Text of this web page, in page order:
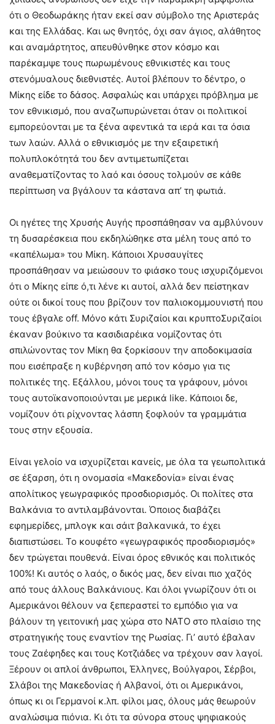
ότι ο Θεοδωράκης ήταν εκεί σαν σύμβολο της Αριστεράς
και της Ελλάδας. Και ως θνητός, όχι σαν άγιος, αλάθητος
και αναμάρτητος, απευθύνθηκε στον κόσμο και
παρέκαμψε τους πωρωμένους εθνικιστές και τους
στενόμυαλους διεθνιστές. Αυτοί βλέπουν το δέντρο, ο
Μίκης είδε το δάσος. Ασφαλώς και υπάρχει πρόβλημα με
τον εθνικισμό, που αναζωπυρώνεται όταν οι πολιτικοί
εμπορεύονται με τα ξένα αφεντικά τα ιερά και τα όσια
των λαών. Αλλά ο εθνικισμός με την εξαιρετική
πολυπλοκότητά του δεν αντιμετωπίζεται
αναθεματίζοντας το λαό και όσους τολμούν σε κάθε
περίπτωση να βγάλουν τα κάστανα απ’ τη φωτιά.
Οι ηγέτες της Χρυσής Αυγής προσπάθησαν να αμβλύνουν
τη δυσαρέσκεια που εκδηλώθηκε στα μέλη τους από το
«καπέλωμα» του Μίκη. Κάποιοι Χρυσαυγίτες
προσπάθησαν να μειώσουν το φιάσκο τους ισχυριζόμενοι
ότι ο Μίκης είπε ό,τι λένε κι αυτοί, αλλά δεν πείστηκαν
ούτε οι δικοί τους που βρίζουν τον παλιοκομμουνιστή που
τους έβγαλε off. Μόνο κάτι Συριζαίοι και κρυπτοΣυριζαίοι
έκαναν βούκινο τα κασιδιαρέικα νομίζοντας ότι
σπιλώνοντας τον Μίκη θα ξορκίσουν την αποδοκιμασία
που εισέπραξε η κυβέρνηση από τον κόσμο για τις
πολιτικές της. Εξάλλου, μόνοι τους τα γράφουν, μόνοι
τους αυτοϊκανοποιούνται με μερικά like. Κάποιοι δε,
νομίζουν ότι ρίχνοντας λάσπη ξοφλούν τα γραμμάτια
τους στην εξουσία.
Είναι γελοίο να ισχυρίζεται κανείς, με όλα τα γεωπολιτικά
σε έξαρση, ότι η ονομασία «Μακεδονία» είναι ένας
απολίτικος γεωγραφικός προσδιορισμός. Οι πολίτες στα
Βαλκάνια το αντιλαμβάνονται. Όποιος διαβάζει
εφημερίδες, μπλογκ και σάιτ βαλκανικά, το έχει
διαπιστώσει. Το κουφέτο «γεωγραφικός προσδιορισμός»
δεν τρώγεται πουθενά. Είναι όρος εθνικός και πολιτικός
100%! Κι αυτός ο λαός, ο δικός μας, δεν είναι πιο χαζός
από τους άλλους Βαλκάνιους. Και όλοι γνωρίζουν ότι οι
Αμερικάνοι θέλουν να ξεπεραστεί το εμπόδιο για να
βάλουν τη γειτονική μας χώρα στο ΝΑΤΟ στο πλαίσιο της
στρατηγικής τους εναντίον της Ρωσίας. Γι’ αυτό έβαλαν
τους Ζαέφηδες και τους Κοτζιάδες να τρέχουν σαν λαγοί.
Ξέρουν οι απλοί άνθρωποι, Έλληνες, Βούλγαροι, Σέρβοι,
Σλάβοι της Μακεδονίας ή Αλβανοί, ότι οι Αμερικάνοι,
όπως κι οι Γερμανοί κ.λπ. φίλοι μας, όλους μάς θεωρούν
αναλώσιμα πιόνια. Κι ότι τα σύνορα στους ψηφιακούς